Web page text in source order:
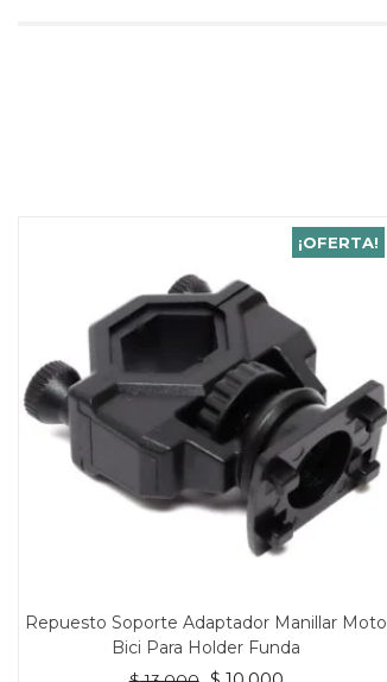
¡OFERTA!
Repuesto Soporte Adaptador Manillar Moto
Bici Para Holder Funda
El
El